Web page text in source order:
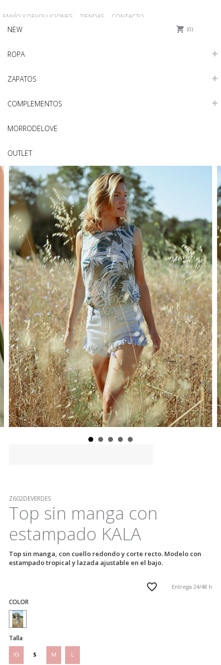
0
ENVÍO Y DEVOLUCIONES TIENDAS CONTACTO
NEW
ROPA
ZAPATOS
COMPLEMENTOS
MORRODELOVE
OUTLET
Z602DEVERDES
Top sin manga con
estampado KALA
Top sin manga, con cuello redondo y corte recto. Modelo con
estampado tropical y lazada ajustable en el bajo.
Entrega 24/48 h
COLOR
Talla
XS S M L